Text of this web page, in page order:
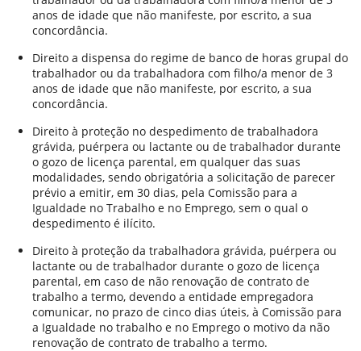
anos de idade que não manifeste, por escrito, a sua
concordância.
Direito a dispensa do regime de banco de horas grupal do
trabalhador ou da trabalhadora com filho/a menor de 3
anos de idade que não manifeste, por escrito, a sua
concordância.
Direito à proteção no despedimento de trabalhadora
grávida, puérpera ou lactante ou de trabalhador durante
o gozo de licença parental, em qualquer das suas
modalidades, sendo obrigatória a solicitação de parecer
prévio a emitir, em 30 dias, pela Comissão para a
Igualdade no Trabalho e no Emprego, sem o qual o
despedimento é ilícito.
Direito à proteção da trabalhadora grávida, puérpera ou
lactante ou de trabalhador durante o gozo de licença
parental, em caso de não renovação de contrato de
trabalho a termo, devendo a entidade empregadora
comunicar, no prazo de cinco dias úteis, à Comissão para
a Igualdade no trabalho e no Emprego o motivo da não
renovação de contrato de trabalho a termo.